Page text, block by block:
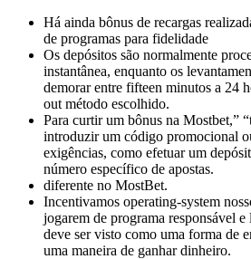
Há ainda bônus de recargas
de programas para fidelidade
Os depósitos são normalmente
instantânea, enquanto os
demorar entre fifteen minutos a 24
out método escolhido.
Para curtir um bônus na Mostbet,”
introduzir um código promocional
exigências, como efetuar um
número específico de apostas.
diferente no MostBet.
Incentivamos operating-system
jogarem de programa responsável
deve ser visto como uma forma de
uma maneira de ganhar dinheiro.